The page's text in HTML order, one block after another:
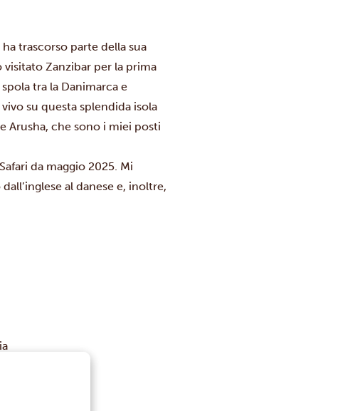
trascorso parte della sua
visitato Zanzibar per la prima
tra la Danimarca e
su questa splendida isola
Arusha, che sono i miei posti
da maggio 2025. Mi
al danese e, inoltre,